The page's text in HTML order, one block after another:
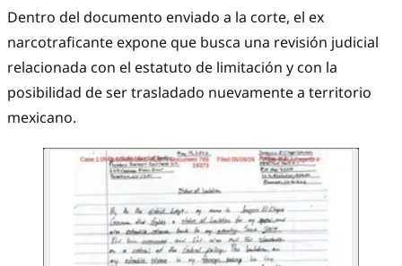
Dentro del documento enviado a la corte, el ex
narcotraficante expone que busca una revisión judicial
relacionada con el estatuto de limitación y con la
posibilidad de ser trasladado nuevamente a territorio
mexicano.